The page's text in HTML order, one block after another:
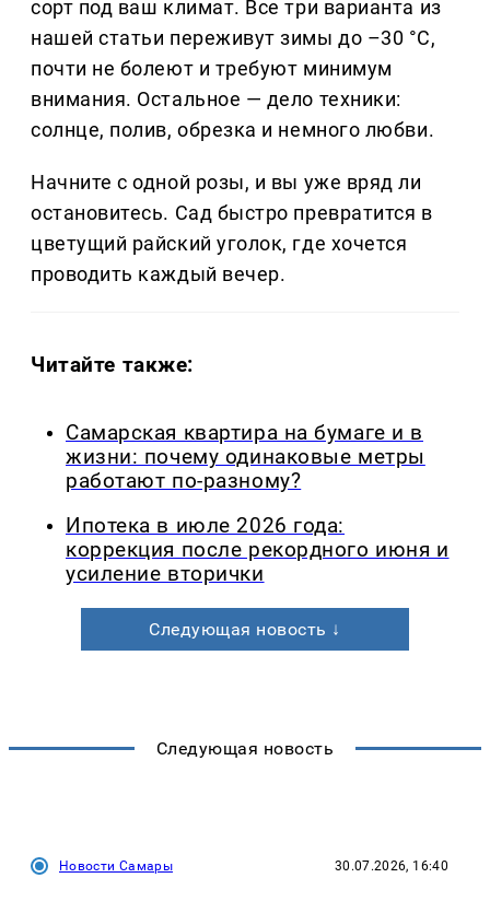
сорт под ваш климат. Все три варианта из
нашей статьи переживут зимы до –30 °C,
почти не болеют и требуют минимум
внимания. Остальное — дело техники:
солнце, полив, обрезка и немного любви.
Начните с одной розы, и вы уже вряд ли
остановитесь. Сад быстро превратится в
цветущий райский уголок, где хочется
проводить каждый вечер.
Читайте также:
Самарская квартира на бумаге и в
жизни: почему одинаковые метры
работают по-разному?
Ипотека в июле 2026 года:
коррекция после рекордного июня и
усиление вторички
Следующая новость ↓
Следующая новость
Новости Самары 30.07.2026, 16:40